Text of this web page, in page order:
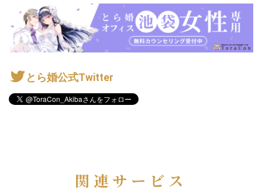
とら婚公式Twitter
関連サービス